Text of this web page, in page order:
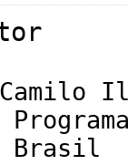
Camilo
Brasil